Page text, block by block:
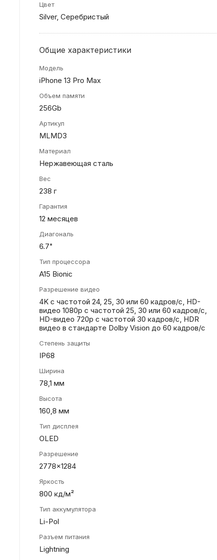
Цвет
Silver, Серебристый
Общие характеристики
Модель
iPhone 13 Pro Max
Объем памяти
256Gb
Артикул
MLMD3
Материал
Нержавеющая сталь
Вес
238 г
Гарантия
12 месяцев
Диагональ
6.7"
Тип процессора
A15 Bionic
Разрешение видео
4K с частотой 24, 25, 30 или 60 кадров/ с, HD-
видео 1080p с частотой 25, 30 или 60 кадров/ с,
HD-видео 720p с частотой 30 кадров/ с, HDR
видео в стандарте Dolby Vision до 60 кадров/ с
Степень защиты
IP68
Ширина
78,1 мм
Высота
160,8 мм
Тип дисплея
OLED
Разрешение
2778x1284
Яркость
800 кд/м²
Тип аккумулятора
Li-Pol
Разъем питания
Lightning